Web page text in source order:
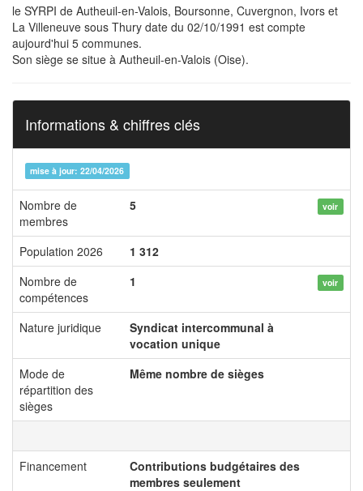
le SYRPI de Autheuil-en-Valois, Boursonne, Cuvergnon, Ivors et
La Villeneuve sous Thury date du 02/10/1991 est compte
aujourd'hui 5 communes.
Son siège se situe à Autheuil-en-Valois (Oise).
Informations & chiffres clés
mise à jour: 22/04/2026
Nombre de
membres
5 voir
Population 2026
1 312
Nombre de
compétences
1 voir
Nature juridique
Syndicat intercommunal à
vocation unique
Mode de
répartition des
sièges
Même nombre de sièges
Financement
Contributions budgétaires des
membres seulement